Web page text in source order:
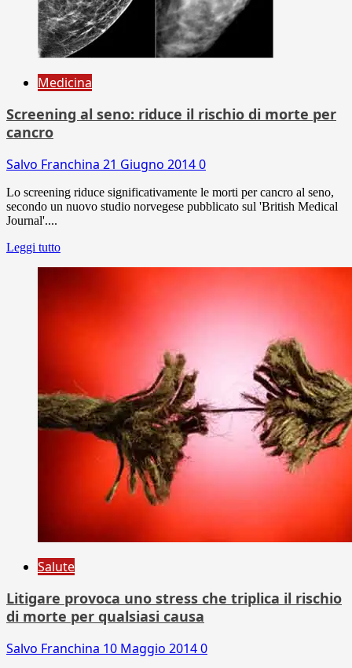
Medicina
Screening al seno: riduce il rischio di morte per
cancro
Salvo Franchina 21 Giugno 20140
Lo screening riduce significativamente le morti per cancro al seno,
secondo un nuovo studio norvegese pubblicato sul 'British Medical
Journal'....
Leggi tutto
Salute
Litigare provoca uno stress che triplica il rischio
di morte per qualsiasi causa
Salvo Franchina 10 Maggio 20140